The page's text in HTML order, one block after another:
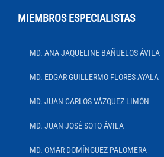
MIEMBROS ESPECIALISTAS
MD. ANA JAQUELINE BAÑUELOS ÁVILA
MD. EDGAR GUILLERMO FLORES AYALA
MD. JUAN CARLOS VÁZQUEZ LIMÓN
MD. JUAN JOSÉ SOTO ÁVILA
MD. OMAR DOMÍNGUEZ PALOMERA